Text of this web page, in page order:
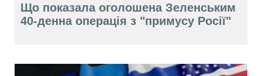
Що показала оголошена Зеленським
40-денна операція з "примусу Росії"